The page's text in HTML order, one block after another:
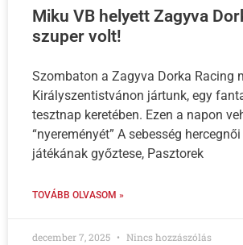
Miku VB helyett Zagyva
szuper volt!
Szombaton a Zagyva Dorka Racing
Királyszentistvánon jártunk, egy
tesztnap keretében. Ezen a napon
“nyereményét” A sebesség
játékának győztese, Pasztorek
TOVÁBB OLVASOM »
december 7, 2025 Nincs hozzászólás